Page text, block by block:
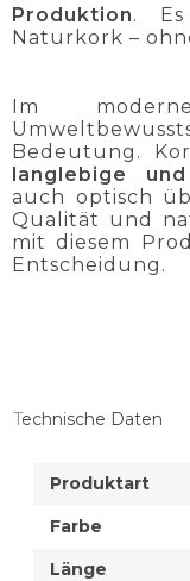
Produktion. Es
Naturkork –
Im
Bedeutung.
langlebige
auch optisch
Qualität und
mit diesem
Entscheidung.
Technische Daten
Produktart
Farbe
Länge